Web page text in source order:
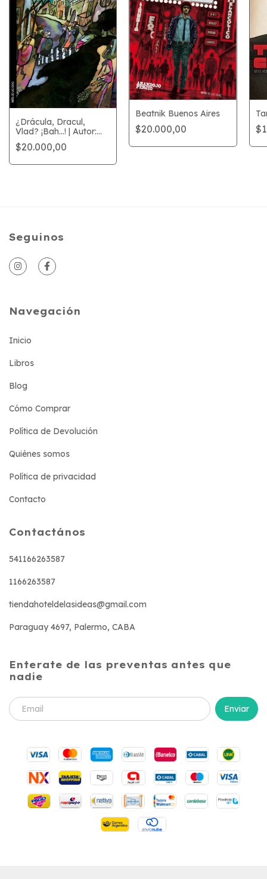
¿Drácula, Dracul,
Vlad? ¡Bah...! | Autor:
Alberto Breccia
$20.000,00
Beatnik Buenos Aires
$20.000,00
Seguinos
Navegación
Inicio
Libros
Blog
Cómo Comprar
Política de Devolución
Quiénes somos
Política de privacidad
Contacto
Contactános
541166263587
1166263587
tiendahoteldelasideas@gmail.com
Paraguay 4697, Palermo, CABA
Enterate de las preventas antes que
nadie